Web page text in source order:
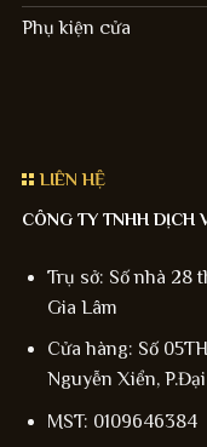
Phụ kiện cửa
LIÊN HỆ
CÔNG TY TNHH DỊCH
Trụ sở: Số nhà 28
Gia Lâm
Cửa hàng: Số
Nguyễn Xiển,
MST: 0109646384